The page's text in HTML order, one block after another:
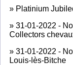
» Platinium
» 31-01-2022 -
Collectors
» 31-01-2022 -
Louis-lès-Bitche